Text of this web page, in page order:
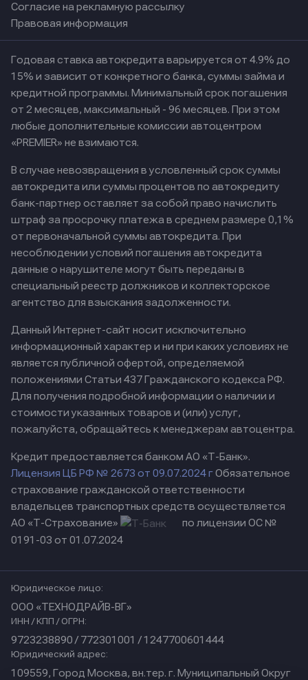
Согласие на рекламную рассылку
Правовая информация
Годовая ставка автокредита варьируется от 4.9% до
15% и зависит от конкретного банка, суммы займа и
кредитной программы. Минимальный срок погашения
от 2 месяцев, максимальный - 96 месяцев. При этом
любые дополнительные комиссии автоцентром
«PREMIER» не взимаются.
В случае невозвращения в условленный срок суммы
автокредита или суммы процентов по автокредиту
банк-партнер оставляет за собой право начислить
штраф за просрочку платежа в среднем размере 0,1%
от первоначальной суммы автокредита. При
несоблюдении условий погашения автокредита
данные о нарушителе могут быть переданы в
специальный реестр должников и коллекторское
агентство для взыскания задолженности.
Данный Интернет-сайт носит исключительно
информационный характер и ни при каких условиях не
является публичной офертой, определяемой
положениями Статьи 437 Гражданского кодекса РФ.
Для получения подробной информации о наличии и
стоимости указанных товаров и (или) услуг,
пожалуйста, обращайтесь к менеджерам автоцентра.
Кредит предоставляется банком АО «Т-Банк».
Лицензия ЦБ РФ № 2673 от 09.07.2024 гОбязательное
страхование гражданской ответственности
владельцев транспортных средств осуществляется
АО «Т-Страхование»
по лицензии ОС №
0191-03 от 01.07.2024
Юридическое лицо:
ООО «ТЕХНОДРАЙВ-ВГ»
ИНН / КПП / ОГРН:
9723238890 / 772301001 / 1247700601444
Юридический адрес:
109559, Город Москва, вн.тер. г. Муниципальный Округ